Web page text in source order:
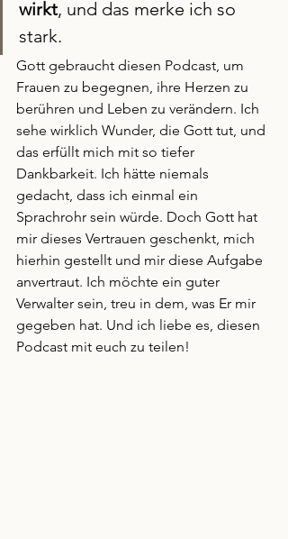
wirkt, und das merke ich so
stark.
Gott gebraucht diesen Podcast, um
Frauen zu begegnen, ihre Herzen zu
berühren und Leben zu verändern. Ich
sehe wirklich Wunder, die Gott tut, und
das erfüllt mich mit so tiefer
Dankbarkeit. Ich hätte niemals
gedacht, dass ich einmal ein
Sprachrohr sein würde. Doch Gott hat
mir dieses Vertrauen geschenkt, mich
hierhin gestellt und mir diese Aufgabe
anvertraut. Ich möchte ein guter
Verwalter sein, treu in dem, was Er mir
gegeben hat. Und ich liebe es, diesen
Podcast mit euch zu teilen!